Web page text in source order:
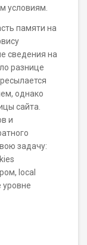
условиям.
памяти на
сведения на
разнице
однако
сайта.
и
задачу:
local
уровне